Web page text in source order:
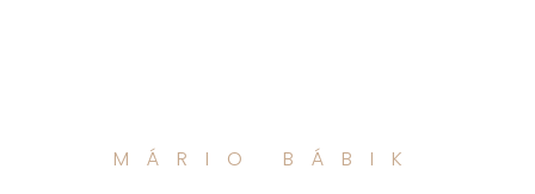
MÁRIO BÁBIK